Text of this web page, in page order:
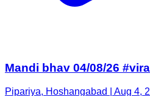
Mandi bhav 04/08/26
Pipariya, Hoshangabad | Aug 4,